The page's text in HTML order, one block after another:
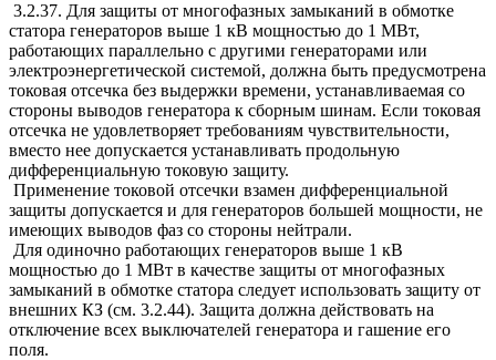
3.2.37. Для защиты от многофазных замыканий в обмотке
статора генераторов выше 1 кВ мощностью до 1 МВт,
работающих параллельно с другими генераторами или
электроэнергетической системой, должна быть предусмотрена
токовая отсечка без выдержки времени, устанавливаемая со
стороны выводов генератора к сборным шинам. Если токовая
отсечка не удовлетворяет требованиям чувствительности,
вместо нее допускается устанавливать продольную
дифференциальную токовую защиту.
Применение токовой отсечки взамен дифференциальной
защиты допускается и для генераторов большей мощности, не
имеющих выводов фаз со стороны нейтрали.
Для одиночно работающих генераторов выше 1 кВ
мощностью до 1 МВт в качестве защиты от многофазных
замыканий в обмотке статора следует использовать защиту от
внешних КЗ (см. 3.2.44). Защита должна действовать на
отключение всех выключателей генератора и гашение его
поля.